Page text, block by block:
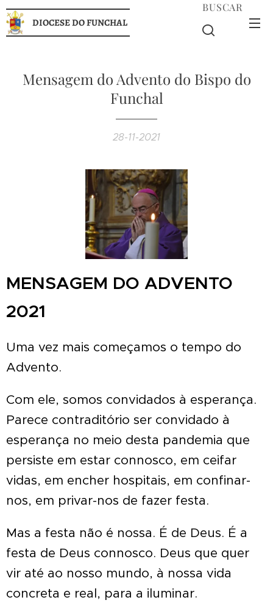
DIOCESE DO FUNCHAL
BUSCAR
Mensagem do Advento do Bispo do
Funchal
28-11-2021
MENSAGEM DO ADVENTO
2021
Uma vez mais começamos o tempo do
Advento.
Com ele, somos convidados à esperança.
Parece contraditório ser convidado à
esperança no meio desta pandemia que
persiste em estar connosco, em ceifar
vidas, em encher hospitais, em confinar-
nos, em privar-nos de fazer festa.
Mas a festa não é nossa. É de Deus. É a
festa de Deus connosco. Deus que quer
vir até ao nosso mundo, à nossa vida
concreta e real, para a iluminar.